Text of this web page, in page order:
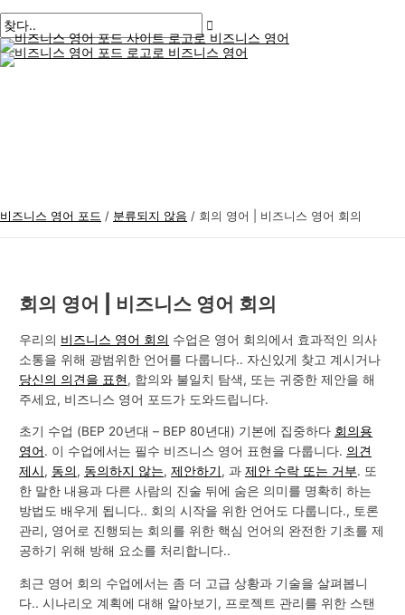
텐
츠
로
인
뉴
비즈니스 영어 포드 / 분류되지 않음 / 회의 영어 | 비즈니스 영어 회의
회의 영어 | 비즈니스 영어 회의
우리의 비즈니스 영어 회의 수업은 영어 회의에서 효과적인 의사
소통을 위해 광범위한 언어를 다룹니다.. 자신있게 찾고 계시거나
당신의 의견을 표현, 합의와 불일치 탐색, 또는 귀중한 제안을 해
주세요, 비즈니스 영어 포드가 도와드립니다.
초기 수업 (BEP 20년대 – BEP 80년대) 기본에 집중하다 회의용
영어. 이 수업에서는 필수 비즈니스 영어 표현을 다룹니다. 의견
제시, 동의, 동의하지 않는,제안하기, 과제안 수락 또는 거부. 또
한 말한 내용과 다른 사람의 진술 뒤에 숨은 의미를 명확히 하는
방법도 배우게 됩니다.. 회의 시작을 위한 언어도 다룹니다., 토론
관리, 영어로 진행되는 회의를 위한 핵심 언어의 완전한 기초를 제
공하기 위해 방해 요소를 처리합니다..
최근 영어 회의 수업에서는 좀 더 고급 상황과 기술을 살펴봅니
다.. 시나리오 계획에 대해 알아보기, 프로젝트 관리를 위한 스탠
시
물
탐
기
에
름
*
메
일
비
즈
니
검
색
: